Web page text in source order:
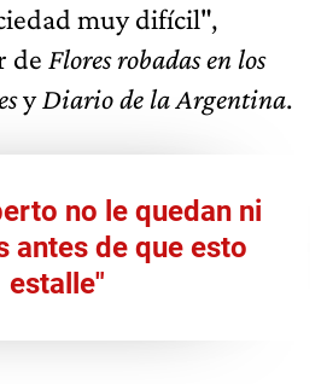
muy difícil",
de Flores robadas en los
yDiario de la Argentina.
no le quedan ni
antes de que esto
estalle"